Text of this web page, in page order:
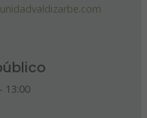
13:00